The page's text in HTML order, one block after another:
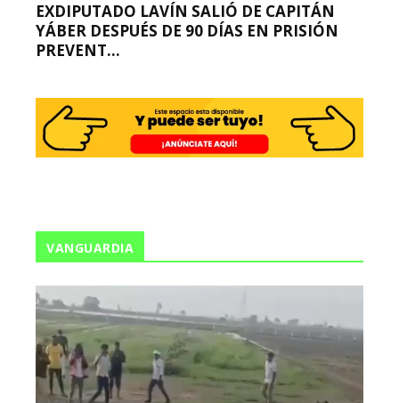
EXDIPUTADO LAVÍN SALIÓ DE CAPITÁN
YÁBER DESPUÉS DE 90 DÍAS EN PRISIÓN
PREVENT...
VANGUARDIA